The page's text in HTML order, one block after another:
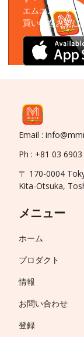
エムエムーマー
買い物をお楽し
Email :
Ph : +81 03
〒 170-0004
Kita-Otsuka,
メニュー
ホーム
プロダクト
情報
お問い合わせ
登録